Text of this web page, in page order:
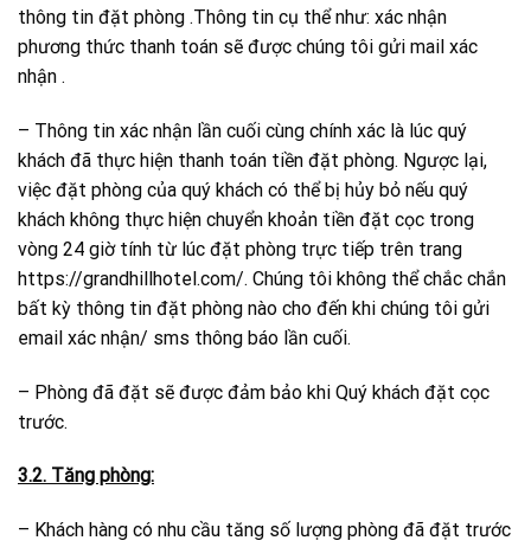
thông tin đặt phòng .Thông tin cụ thể như: xác nhận
phương thức thanh toán sẽ được chúng tôi gửi mail xác
nhận .
– Thông tin xác nhận lần cuối cùng chính xác là lúc quý
khách đã thực hiện thanh toán tiền đặt phòng. Ngược lại,
việc đặt phòng của quý khách có thể bị hủy bỏ nếu quý
khách không thực hiện chuyển khoản tiền đặt cọc trong
vòng 24 giờ tính từ lúc đặt phòng trực tiếp trên trang
https://grandhillhotel.com/. Chúng tôi không thể chắc chắn
bất kỳ thông tin đặt phòng nào cho đến khi chúng tôi gửi
email xác nhận/ sms thông báo lần cuối.
– Phòng đã đặt sẽ được đảm bảo khi Quý khách đặt cọc
trước.
3.2. Tăng phòng:
– Khách hàng có nhu cầu tăng số lượng phòng đã đặt trước